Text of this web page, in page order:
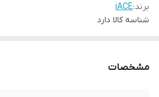
برند:iACE
شناسه کالا دارد
مشخصات